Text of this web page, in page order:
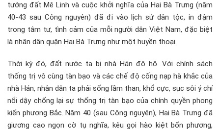
tướng đất Mê Linh và cuộc khởi nghĩa của Hai Bà Trưng (năm
40-43 sau Công nguyên) đã đi vào lịch sử dân tộc, in đậm
trong tâm tư, tình cảm của mỗi người dân Việt Nam, đặc biệt
là nhân dân quận Hai Bà Trưng như một huyền thoại.
Thời kỳ đó, đất nước ta bị nhà Hán đô hộ. Với chính sách
thống trị vô cùng tàn bạo và các chế độ cống nạp hà khắc của
nhà Hán, nhân dân ta phải sống lầm than, khổ cực, sục sôi ý chí
nổi dậy chống lại sự thống trị tàn bạo của chính quyền phong
kiến phương Bắc. Năm 40 (sau Công nguyên), Hai Bà Trưng đã
giương cao ngọn cờ tụ nghĩa, kêu gọi hào kiệt bốn phương,